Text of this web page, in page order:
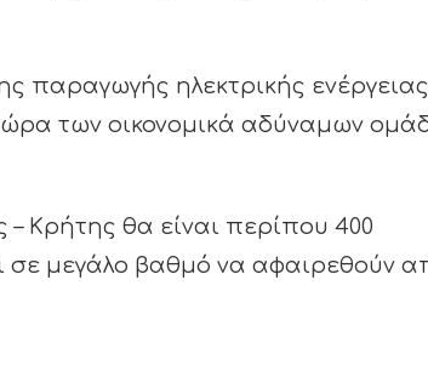
παραγωγής ηλεκτρικής ενέργειας
των οικονομικά αδύναμων
Κρήτης θα είναι περίπου 400
σε μεγάλο βαθμό να αφαιρεθούν